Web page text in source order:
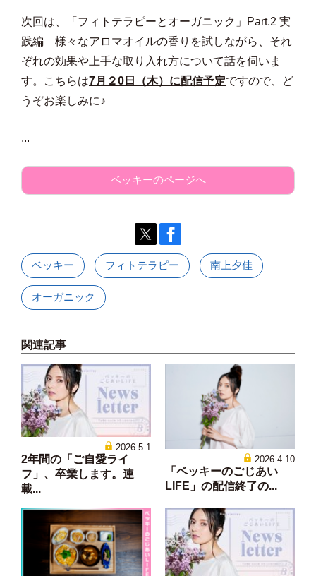
次回は、「フィトテラピーとオーガニック」Part.2 実
践編 様々なアロマオイルの香りを試しながら、それ
ぞれの効果や上手な取り入れ方について話を伺いま
す。こちらは7月２0 日（木）に配信予定ですので、ど
うぞお楽しみに♪
...
ベッキーのページへ
ベッキー フィトテラピー 南上夕佳
オーガニック
関連記事
2026.5.1
2年間の「ご自愛ライ
フ」、卒業します。連
載...
2026.4.10
「ベッキーのごじあい
LIFE」の配信終了の...